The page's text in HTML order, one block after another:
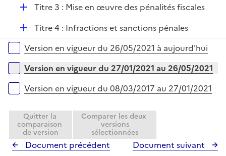
D
l
i
e
Titre 3 : Mise en œuvre des pénalités fiscales
D
é
p
l
i
e
Titre 4 : Infractions et sanctions pénales
Versions sur la période
Version en vigueur du 26/05/2021 à aujourd'hui
Version en vigueur du 27/01/2021 au 26/05/2021
Version en vigueur du 08/03/2017 au 27/01/2021
Quitter la
comparaison
de version
Comparer les deux
versions
sélectionnées
Document précédent Document suivant